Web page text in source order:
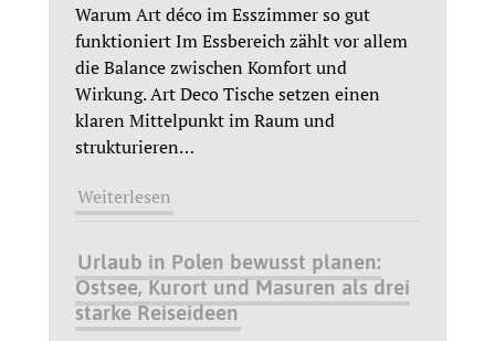
Warum Art déco im Esszimmer so gut
funktioniert Im Essbereich zählt vor allem
die Balance zwischen Komfort und
Wirkung. Art Deco Tische setzen einen
klaren Mittelpunkt im Raum und
strukturieren…
Weiterlesen
Urlaub in Polen bewusst planen:
Ostsee, Kurort und Masuren als drei
starke Reiseideen